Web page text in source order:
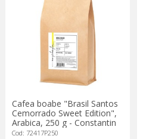
Cafea boabe "Brasil Santos
Cemorrado Sweet Edition",
Arabica, 250 g - Constantin
Coffee
Cod: 72417P250